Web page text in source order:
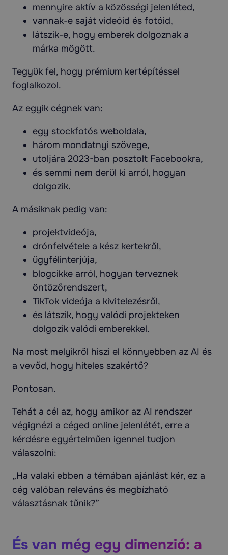
mennyire aktív a közösségi jelenléted,
vannak-e saját videóid és fotóid,
látszik-e, hogy emberek dolgoznak a
márka mögött.
Tegyük fel, hogy prémium kertépítéssel
foglalkozol.
Az egyik cégnek van:
egy stockfotós weboldala,
három mondatnyi szövege,
utoljára 2023-ban posztolt Facebookra,
és semmi nem derül ki arról, hogyan
dolgozik.
A másiknak pedig van:
projektvideója,
drónfelvétele a kész kertekről,
ügyfélinterjúja,
blogcikke arról, hogyan terveznek
öntözőrendszert,
TikTok videója a kivitelezésről,
és látszik, hogy valódi projekteken
dolgozik valódi emberekkel.
Na most melyikről hiszi el könnyebben az AI és
a vevőd, hogy hiteles szakértő?
Pontosan.
Tehát a cél az, hogy amikor az AI rendszer
végignézi a céged online jelenlétét, erre a
kérdésre egyértelműen igennel tudjon
válaszolni:
„Ha valaki ebben a témában ajánlást kér, ez a
cég valóban releváns és megbízható
választásnak tűnik?”
És van még egy dimenzió: a